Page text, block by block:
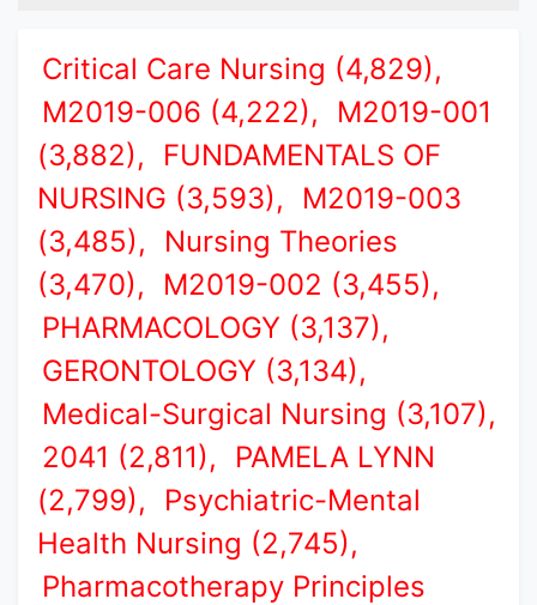
Critical Care Nursing (4,829),
M2019-006 (4,222),
M2019-001
(3,882),
FUNDAMENTALS OF
NURSING (3,593),
M2019-003
(3,485),
Nursing Theories
(3,470),
M2019-002 (3,455),
PHARMACOLOGY (3,137),
GERONTOLOGY (3,134),
Medical-Surgical Nursing (3,107),
2041 (2,811),
PAMELA LYNN
(2,799),
Psychiatric-Mental
Health Nursing (2,745),
Pharmacotherapy Principles